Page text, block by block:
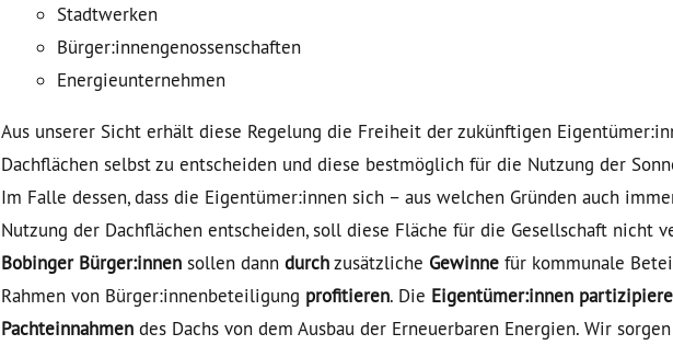
Stadtwerken
Bürger:innengenossenschaften
Energieunternehmen
Aus unserer Sicht erhält diese Regelung die Freiheit der zukünftigen
Dachflächen selbst zu entscheiden und diese bestmöglich für die Nutzung der
Im Falle dessen, dass die Eigentümer:innen sich – aus welchen Gründen auch
Nutzung der Dachflächen entscheiden, soll diese Fläche für die Gesellschaft nicht
Bobinger Bürger:innen sollen dann durchzusätzliche Gewinne für kommunale
Rahmen von Bürger:innenbeteiligung profitieren. Die Eigentümer:innen
Pachteinnahmen des Dachs von dem Ausbau der Erneuerbaren Energien. Wir